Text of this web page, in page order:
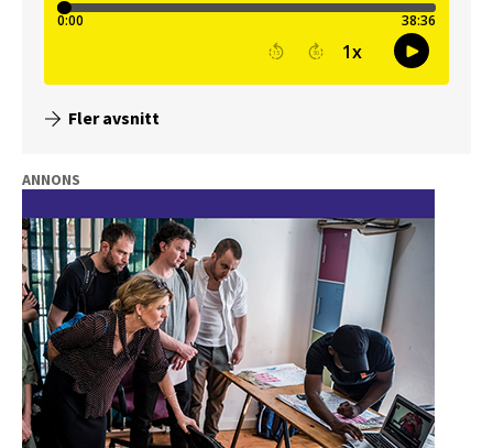
Fler avsnitt
ANNONS